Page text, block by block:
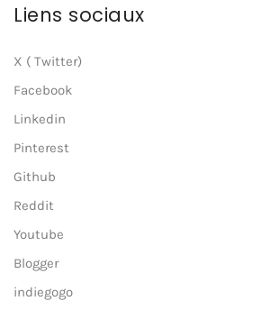
Liens sociaux
X ( Twitter)
Facebook
Linkedin
Pinterest
Github
Reddit
Youtube
Blogger
indiegogo